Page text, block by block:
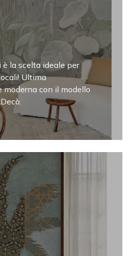
è la scelta ideale per
Ultima
con il modello